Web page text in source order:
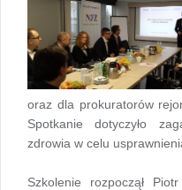
oraz dla prokuratorów
Spotkanie dotyczyło
zdrowia w celu
Szkolenie rozpoczął